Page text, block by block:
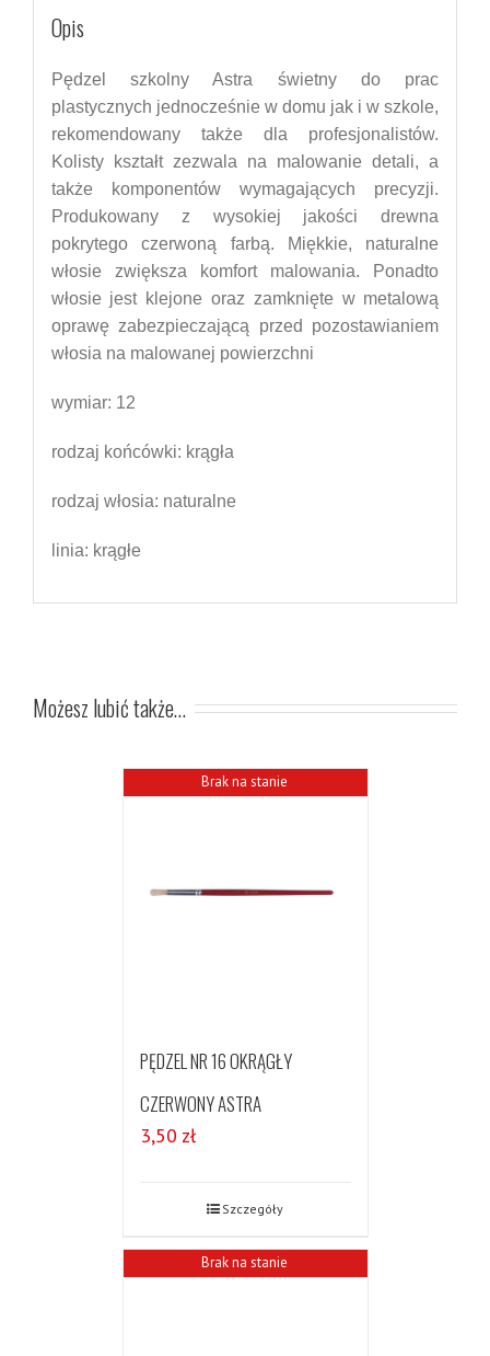
Opis
Pędzel szkolny Astra świetny do prac
plastycznych jednocześnie w domu jak i w szkole,
rekomendowany także dla profesjonalistów.
Kolisty kształt zezwala na malowanie detali, a
także komponentów wymagających precyzji.
Produkowany z wysokiej jakości drewna
pokrytego czerwoną farbą. Miękkie, naturalne
włosie zwiększa komfort malowania. Ponadto
włosie jest klejone oraz zamknięte w metalową
oprawę zabezpieczającą przed pozostawianiem
włosia na malowanej powierzchni
wymiar: 12
rodzaj końcówki: krągła
rodzaj włosia: naturalne
linia: krągłe
Możesz lubić także…
Brak na stanie
PĘDZEL NR 16 OKRĄGŁY
CZERWONY ASTRA
3,50 zł
Szczegóły
Brak na stanie